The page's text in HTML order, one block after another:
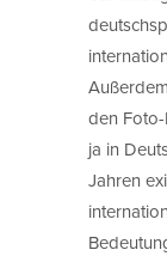
den
ja in
Jahren